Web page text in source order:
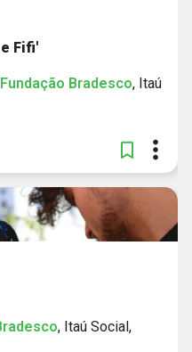
Fifi'
Fundação Bradesco, Itaú
, Itaú Social,